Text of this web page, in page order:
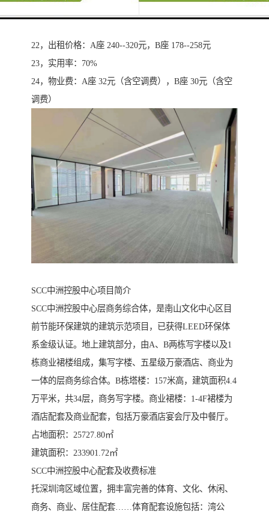
22，出租价格：A座 240--320元，B座 178--258元
23，实用率：70%
24，物业费：A座 32元（含空调费），B座 30元（含空
调费）
SCC中洲控股中心项目简介
SCC中洲控股中心层商务综合体，是南山文化中心区目
前节能环保建筑的建筑示范项目，已获得LEED环保体
系金级认证。地上建筑部分，由A、B两栋写字楼以及1
栋商业裙楼组成，集写字楼、五星级万豪酒店、商业为
一体的层商务综合体。B栋塔楼：157米高，建筑面积4.4
万平米，共34层，商务写字楼。商业裙楼：1-4F裙楼为
酒店配套及商业配套，包括万豪酒店宴会厅及中餐厅。
占地面积：25727.80㎡
建筑面积：233901.72㎡
SCC中洲控股中心配套及收费标准
托深圳湾区域位置，拥丰富完善的体育、文化、休闲、
商务、商业、居住配套……体育配套设施包括：湾公